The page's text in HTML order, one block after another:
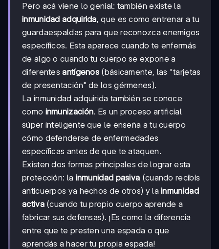
Pero acá viene lo genial: también existe la
inmunidad adquirida, que es como entrenar a tu
guardaespaldas para que reconozca enemigos
específicos. Esta aparece cuando te enfermás
de algo o cuando tu cuerpo se expone a
diferentesantígenos (básicamente, las "tarjetas
de presentación" de los gérmenes).
La inmunidad adquirida también se conoce
como inmunización. Es un proceso artificial
súper inteligente que le enseña a tu cuerpo
cómo defenderse de enfermedades
específicas antes de que te ataquen.
Existen dos formas principales de lograr esta
protección: la inmunidad pasiva (cuando recibís
anticuerpos ya hechos de otros) y lainmunidad
activa(cuando tu propio cuerpo aprende a
fabricar sus defensas). ¡Es como la diferencia
entre que te presten una espada o que
aprendás a hacer tu propia espada!